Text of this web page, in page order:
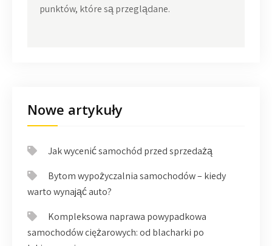
punktów, które są przeglądane.
Nowe artykuły
Jak wycenić samochód przed sprzedażą
Bytom wypożyczalnia samochodów – kiedy
warto wynająć auto?
Kompleksowa naprawa powypadkowa
samochodów ciężarowych: od blacharki po